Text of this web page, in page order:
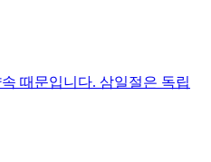
때문입니다. 삼일절은 독립